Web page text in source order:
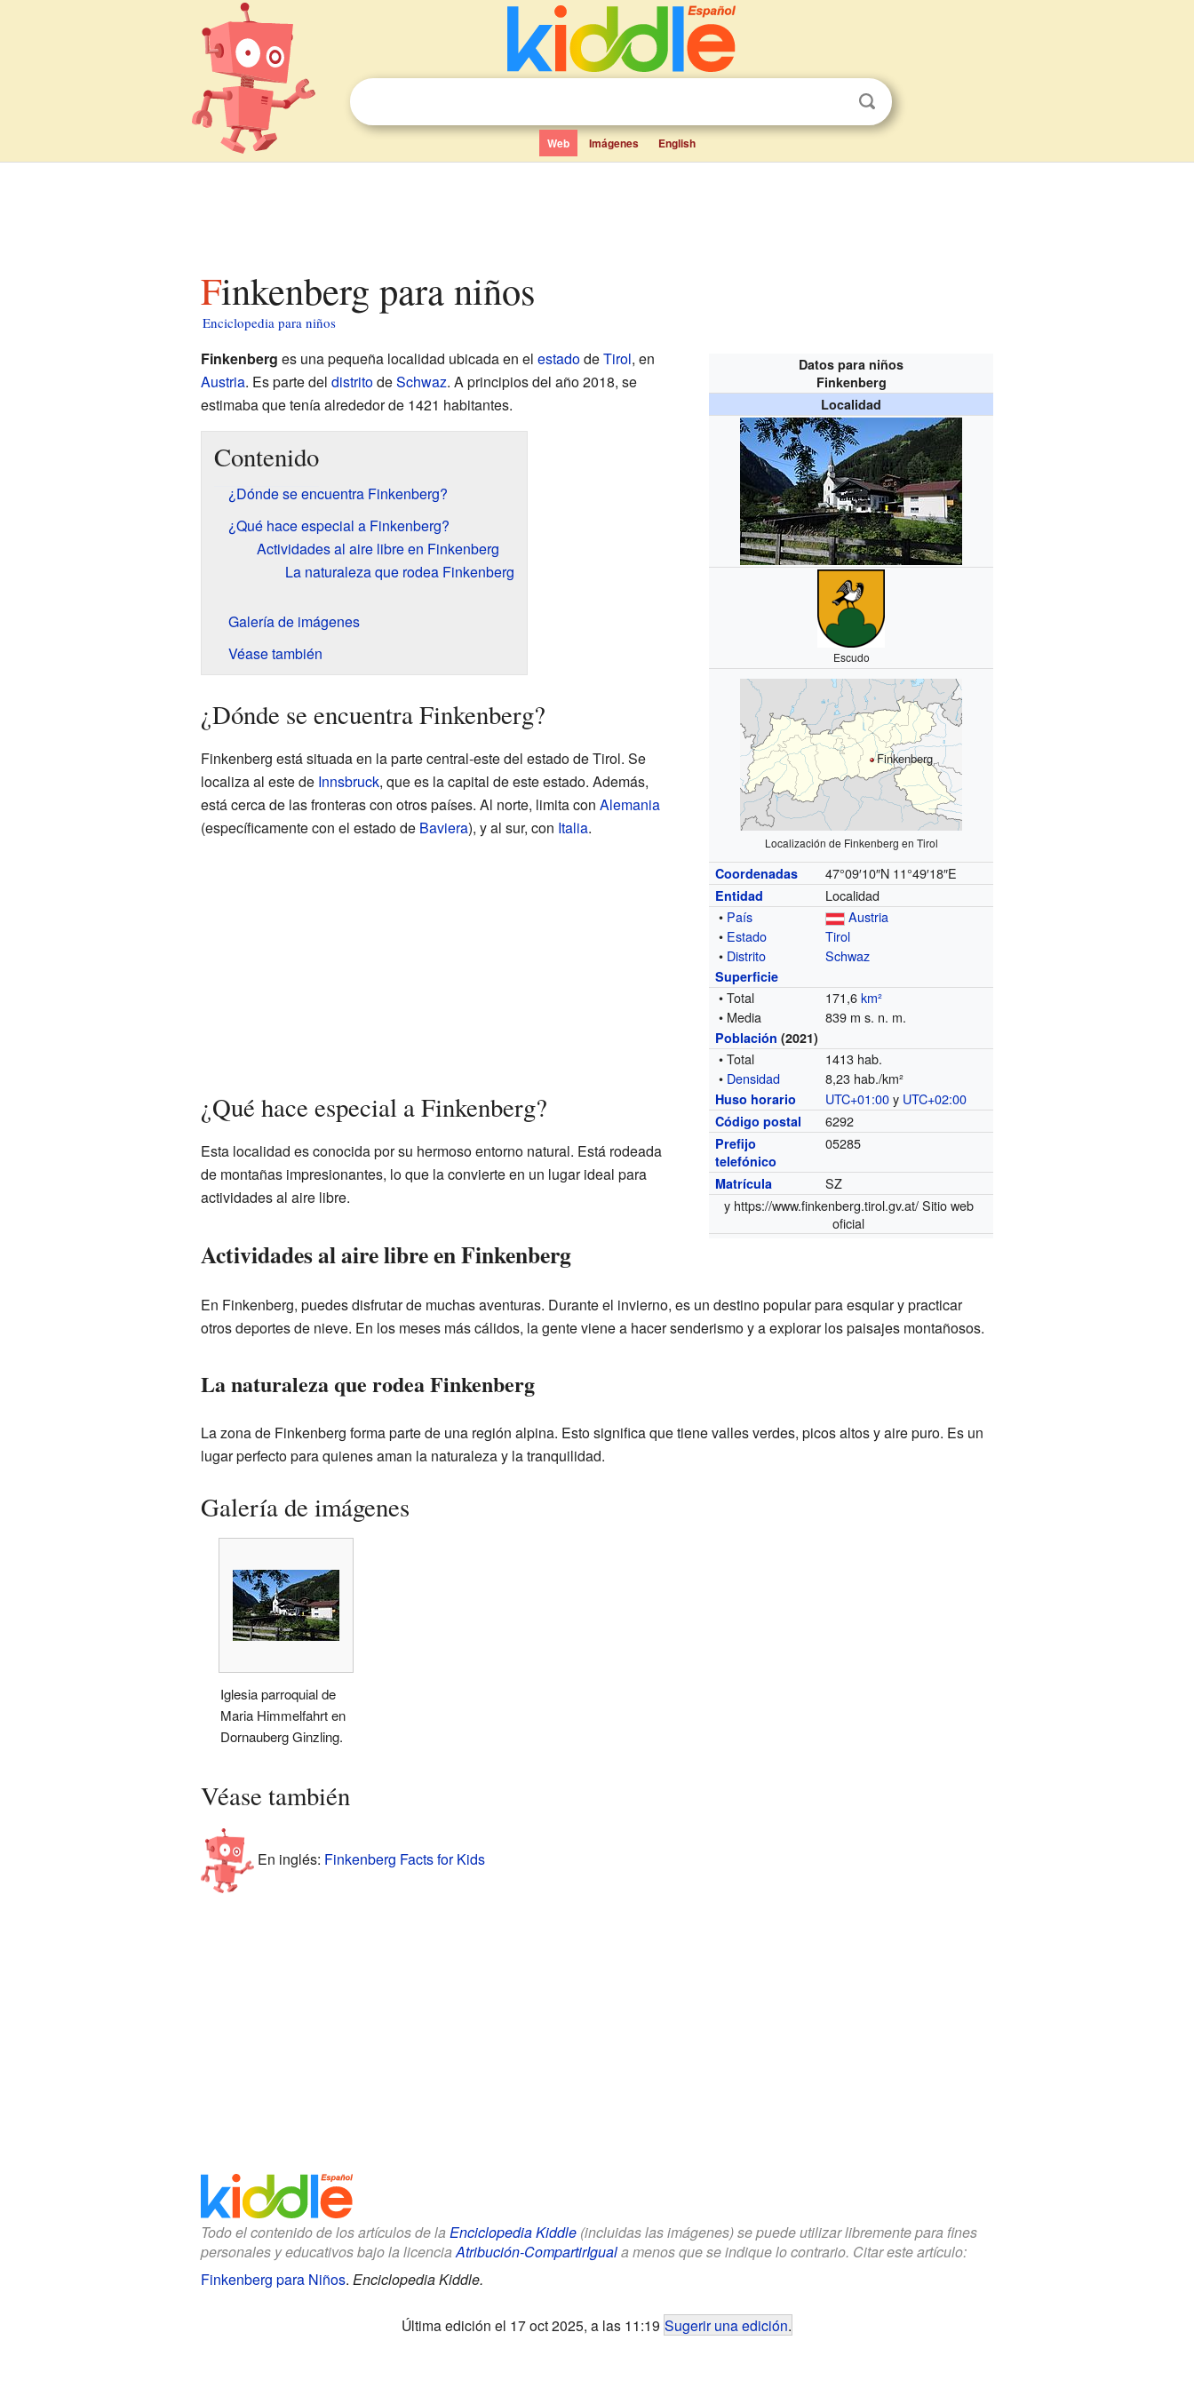
Web Imágenes English
Finkenberg para niños
Enciclopedia para niños
Datos para niños
Finkenberg
Localidad
Escudo
Finkenberg
Localización de Finkenberg en Tirol
Coordenadas 47°09′10″N 11°49′18″E
Entidad
Localidad
• País
Austria
• Estado
Tirol
• Distrito Schwaz
Superficie
• Total 171,6km²
• Media
839 m s. n. m.
Población (2021)
• Total
1413 hab.
• Densidad 8,23 hab./km²
Huso horario UTC+01:00y UTC+02:00
Código postal 6292
Prefijo
telefónico
05285
Matrícula
SZ
y https://www.finkenberg.tirol.gv.at/Sitio web
oficial
Finkenberg es una pequeña localidad ubicada en el estadodeTirol, en
Austria. Es parte del distritodeSchwaz. A principios del año 2018, se
estimaba que tenía alrededor de 1421 habitantes.
Contenido
¿Dónde se encuentra Finkenberg?
¿Qué hace especial a Finkenberg?
Actividades al aire libre en Finkenberg
La naturaleza que rodea Finkenberg
Galería de imágenes
Véase también
¿Dónde se encuentra Finkenberg?
Finkenberg está situada en la parte central-este del estado de Tirol. Se
localiza al este de Innsbruck, que es la capital de este estado. Además,
está cerca de las fronteras con otros países. Al norte, limita con Alemania
(específicamente con el estado de Baviera), y al sur, con Italia.
¿Qué hace especial a Finkenberg?
Esta localidad es conocida por su hermoso entorno natural. Está rodeada
de montañas impresionantes, lo que la convierte en un lugar ideal para
actividades al aire libre.
Actividades al aire libre en Finkenberg
En Finkenberg, puedes disfrutar de muchas aventuras. Durante el invierno, es un destino popular para esquiar y practicar
otros deportes de nieve. En los meses más cálidos, la gente viene a hacer senderismo y a explorar los paisajes montañosos.
La naturaleza que rodea Finkenberg
La zona de Finkenberg forma parte de una región alpina. Esto significa que tiene valles verdes, picos altos y aire puro. Es un
lugar perfecto para quienes aman la naturaleza y la tranquilidad.
Galería de imágenes
Iglesia parroquial de
Maria Himmelfahrt en
Dornauberg Ginzling.
Véase también
En inglés: Finkenberg Facts for Kids
Todo el contenido de los artículos de la Enciclopedia Kiddle(incluidas las imágenes) se puede utilizar libremente para fines
personales y educativos bajo la licencia Atribución-CompartirIguala menos que se indique lo contrario. Citar este artículo:
Finkenberg para Niños. Enciclopedia Kiddle.
Última edición el 17 oct 2025, a las 11:19 Sugerir una edición.